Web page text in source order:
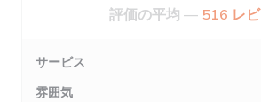
評価の平均 — 516 レ
サービス
雰囲気